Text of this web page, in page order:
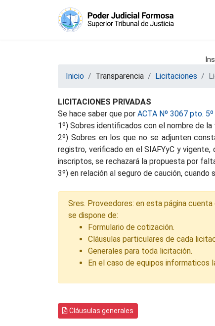
Inicio Transparencia Licitaciones
LICITACIONES PRIVADAS
Se hace saber que por ACTA Nº 3067 pto. 5º
1º) Sobres identificados con el nombre de
2º) Sobres en los que no se adjunten
registro, verificado en el SIAFYyC y
inscriptos, se rechazará la propuesta por
3º) en relación al seguro de caución,
Sres. Proveedores: en esta página
se dispone de:
Formulario de cotización.
Cláusulas particulares de cada
Generales para toda licitación.
En el caso de equipos informaticos
Cláusulas generales